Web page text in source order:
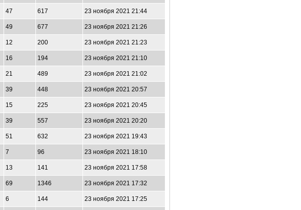
47 617 23 ноября 2021 21:44
49 677 23 ноября 2021 21:26
12 200 23 ноября 2021 21:23
16 194 23 ноября 2021 21:10
21 489 23 ноября 2021 21:02
39 448 23 ноября 2021 20:57
15 225 23 ноября 2021 20:45
39 557 23 ноября 2021 20:20
51 632 23 ноября 2021 19:43
7 96 23 ноября 2021 18:10
13 141 23 ноября 2021 17:58
69 1346 23 ноября 2021 17:32
6 144 23 ноября 2021 17:25